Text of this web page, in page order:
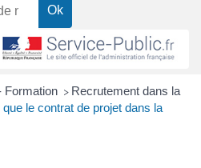
Formation > Recrutement dans la
le contrat de projet dans la